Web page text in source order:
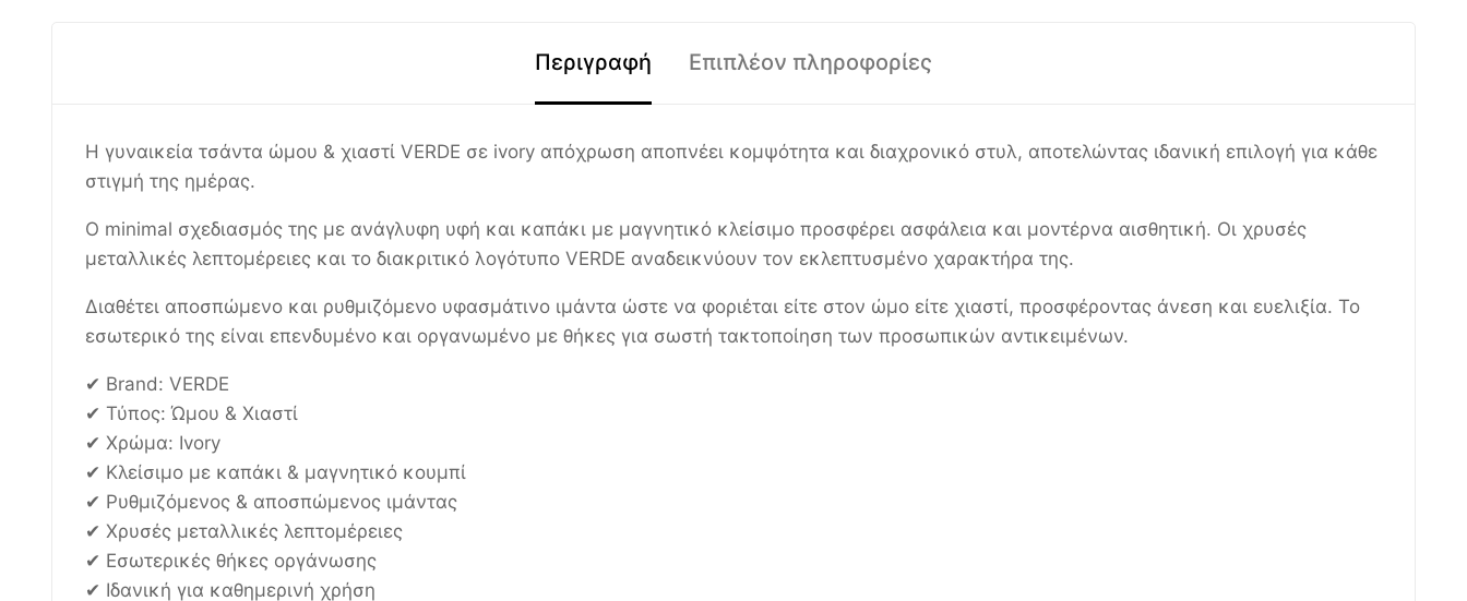
Περιγραφή Επιπλέον πληροφορίες
Η γυναικεία τσάντα ώμου & χιαστί VERDE σε ivory απόχρωση αποπνέει κομψότητα και διαχρονικό στυλ, αποτελώντας ιδανική επιλογή για κάθε
στιγμή της ημέρας.
Ο minimal σχεδιασμός της με ανάγλυφη υφή και καπάκι με μαγνητικό κλείσιμο προσφέρει ασφάλεια και μοντέρνα αισθητική. Οι χρυσές
μεταλλικές λεπτομέρειες και το διακριτικό λογότυπο VERDE αναδεικνύουν τον εκλεπτυσμένο χαρακτήρα της.
Διαθέτει αποσπώμενο και ρυθμιζόμενο υφασμάτινο ιμάντα ώστε να φοριέται είτε στον ώμο είτε χιαστί, προσφέροντας άνεση και ευελιξία. Το
εσωτερικό της είναι επενδυμένο και οργανωμένο με θήκες για σωστή τακτοποίηση των προσωπικών αντικειμένων.
✔ Brand: VERDE
✔ Τύπος: Ώμου & Χιαστί
✔ Χρώμα: Ivory
✔ Κλείσιμο με καπάκι & μαγνητικό κουμπί
✔ Ρυθμιζόμενος & αποσπώμενος ιμάντας
✔ Χρυσές μεταλλικές λεπτομέρειες
✔ Εσωτερικές θήκες οργάνωσης
✔ Ιδανική για καθημερινή χρήση